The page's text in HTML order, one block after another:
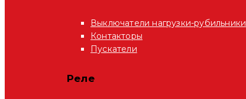
Выключатели нагрузки-рубильники
Контакторы
Пускатели
Реле